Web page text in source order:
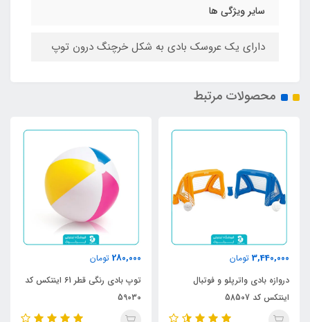
سایر ویژگی ها
دارای یک عروسک بادی به شکل خرچنگ درون توپ
محصولات مرتبط
3,440,000 تومان
دروازه بادی واترپلو و فوتبال
اینتکس کد 58507
280,000 تومان
توپ بادی رنگی قطر 61 اینتکس کد
59030